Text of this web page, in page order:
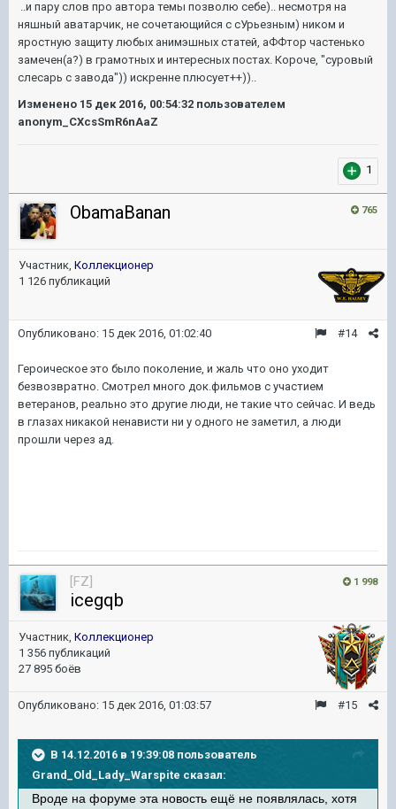
..и пару слов про автора темы позволю себе).. несмотря на
няшный аватарчик, не сочетающийся с сУрьезным) ником и
яростную защиту любых анимэшных статей, аФФтор частенько
замечен(а?) в грамотных и интересных постах. Короче, "суровый
слесарь с завода")) искренне плюсует++))..
Изменено 15 дек 2016, 00:54:32 пользователем
anonym_CXcsSmR6nAaZ
1
765
ObamaBanan
Участник, Коллекционер
1 126 публикаций
#14
Опубликовано: 15 дек 2016, 01:02:40
Героическое это было поколение, и жаль что оно уходит
безвозвратно. Смотрел много док.фильмов с участием
ветеранов, реально это другие люди, не такие что сейчас. И ведь
в глазах никакой ненависти ни у одного не заметил, а люди
прошли через ад.
1 998
[FZ]
icegqb
Участник, Коллекционер
1 356 публикаций
27 895 боёв
#15
Опубликовано: 15 дек 2016, 01:03:57
В 14.12.2016 в 19:39:08 пользователь
Grand_Old_Lady_Warspite сказал:
Вроде на форуме эта новость ещё не появлялась, хотя